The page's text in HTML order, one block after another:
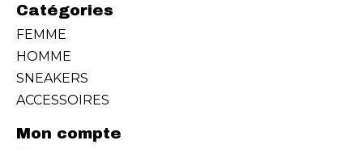
Catégories
FEMME
HOMME
SNEAKERS
ACCESSOIRES
Mon compte